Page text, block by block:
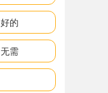
好的
无需